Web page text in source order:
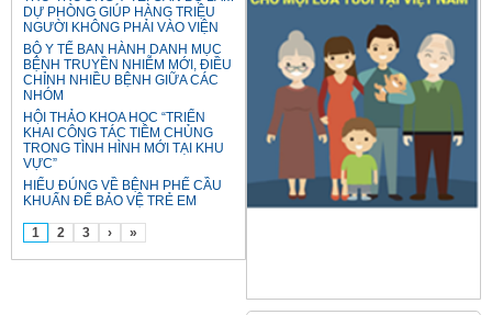
DỰ PHÒNG GIÚP HÀNG TRIỆU
NGƯỜI KHÔNG PHẢI VÀO VIỆN
BỘ Y TẾ BAN HÀNH DANH MỤC
BỆNH TRUYỀN NHIỄM MỚI, ĐIỀU
CHỈNH NHIỀU BỆNH GIỮA CÁC
NHÓM
HỘI THẢO KHOA HỌC “TRIỂN
KHAI CÔNG TÁC TIÊM CHỦNG
TRONG TÌNH HÌNH MỚI TẠI KHU
VỰC”
HIỂU ĐÚNG VỀ BỆNH PHẾ CẦU
KHUẨN ĐỂ BẢO VỆ TRẺ EM
1 2 3 › »